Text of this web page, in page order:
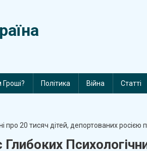
Політика Війна Статті
Глибоких